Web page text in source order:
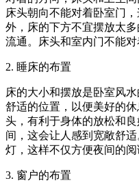
床头朝向不能对着卧室门
外，床的下方不宜摆放太
流通。床头和室内门不能
2. 睡床的布置
床的大小和摆放是卧室风
舒适的位置，以便美好的
头，有利于身体的放松和
间，这会让人感到宽敞舒
灯，这样不仅方便夜间的
3. 窗户的布置